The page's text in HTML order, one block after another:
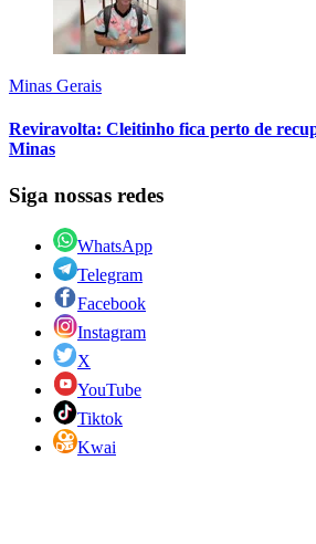
Minas Gerais
Reviravolta: Cleitinho fica perto de
Minas
Siga nossas redes
WhatsApp
Telegram
Facebook
Instagram
X
YouTube
Tiktok
Kwai